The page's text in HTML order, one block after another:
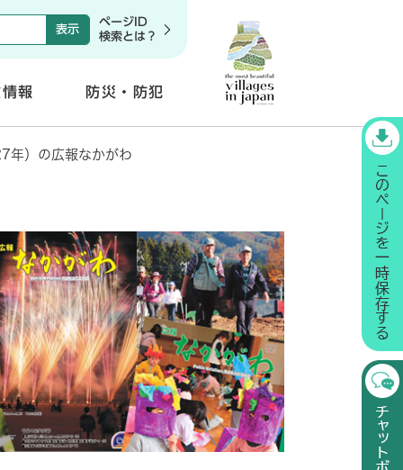
ページID
検索とは？
報 防災・防犯
く
年）の広報なかがわ